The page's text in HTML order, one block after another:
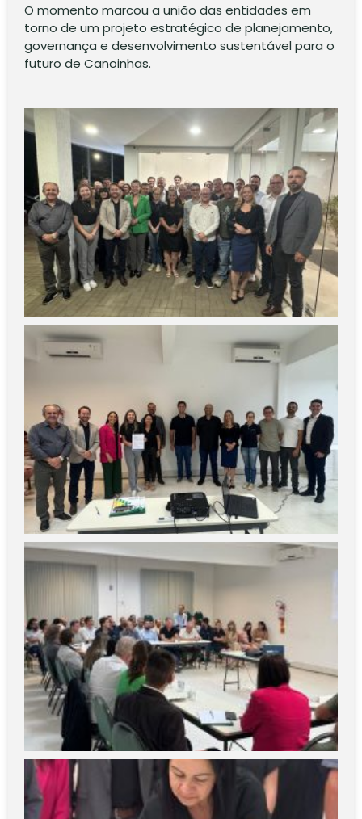
O momento marcou a união das entidades em
torno de um projeto estratégico de planejamento,
governança e desenvolvimento sustentável para o
futuro de Canoinhas.